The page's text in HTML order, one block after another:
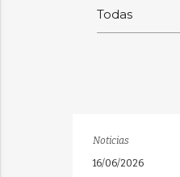
Noticias
16/06/2026